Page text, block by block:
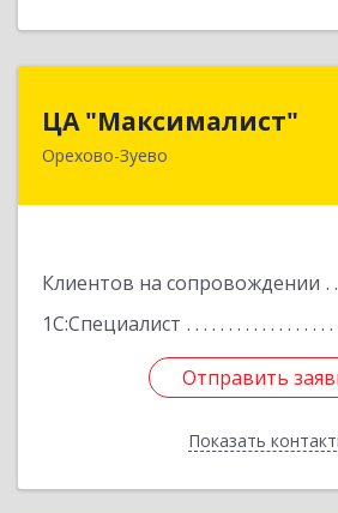
ЦА "Максималист"
Орехово-Зуево
Клиентов на сопровождении
1С:Специалист
Отправить
Показать
142600, Московская обл,
Отправить
Назад